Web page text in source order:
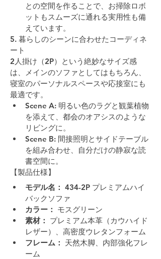
との空間を作ることで、お掃除ロボ
ットもスムーズに通れる実用性も備
えています。
5. 暮らしのシーンに合わせたコーディネ
ート
2人掛け（2P）という絶妙なサイズ感
は、メインのソファとしてはもちろん、
寝室のパーソナルスペースや応接室にも
最適です。
Scene A: 明るい色のラグと観葉植物
を添えて、都会のオアシスのような
リビングに。
Scene B: 間接照明とサイドテーブル
を組み合わせ、自分だけの静寂な読
書空間に。
【製品仕様】
モデル名： 434-2P プレミアムハイ
バックソファ
カラー： モスグリーン
素材： プレミアム本革（カウハイド
レザー）、高密度ウレタンフォーム
フレーム： 天然木脚、内部強化フレ
ーム